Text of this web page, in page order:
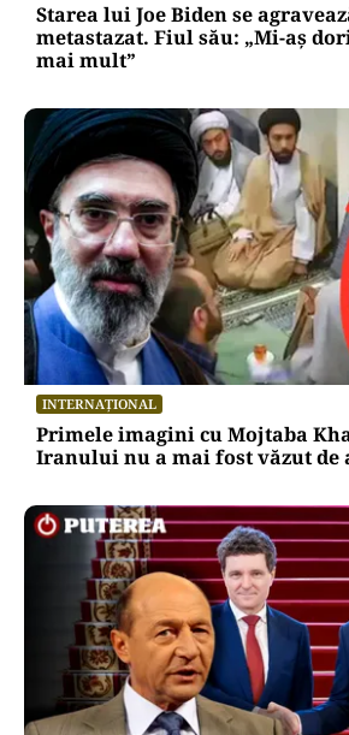
Starea lui Joe Biden se
metastazat. Fiul său: „Mi-aș
mai mult”
INTERNAȚIONAL
Primele imagini cu Mojtaba
Iranului nu a mai fost văzut de